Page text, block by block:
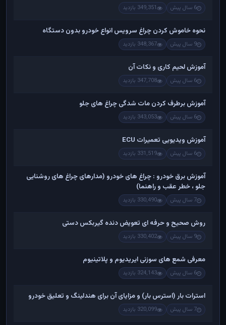
6 سال پیش 349,351 بازدید
نحوه خاموش کردن چراغ سرویس انواع خودرو بدون دستگاه
9 سال پیش 348,367 بازدید
آموزش لحیم کاری و نکات آن
6 سال پیش 347,708 بازدید
آموزش برطرف کردن مات شدگی چراغ های جلو
6 سال پیش 343,053 بازدید
آموزش ویدیویی تعمیرات ECU
6 سال پیش 331,519 بازدید
آموزش برق خودرو : چراغ های خودرو (مدارهای چراغ های روشنایی
جلو ، خطر عقب و راهنما)
7 سال پیش 330,490 بازدید
روش صحیح و حرفه ای تعویض دنده گیربکس دستی
9 سال پیش 330,402 بازدید
معرفی شمع های سوزنی ایریدیوم و پلاتینیوم
6 سال پیش 324,143 بازدید
استرات بار (استرس بار) و مزایای آن برای هندلینگ و تعلیق خودرو
7 سال پیش 320,099 بازدید